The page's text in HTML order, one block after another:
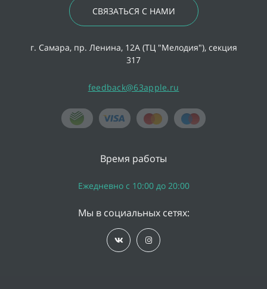
СВЯЗАТЬСЯ С НАМИ
г. Самара, пр. Ленина, 12А (ТЦ "Мелодия"), секция
317
feedback@63apple.ru
Время работы
Ежедневно с 10:00 до 20:00
Мы в социальных сетях: